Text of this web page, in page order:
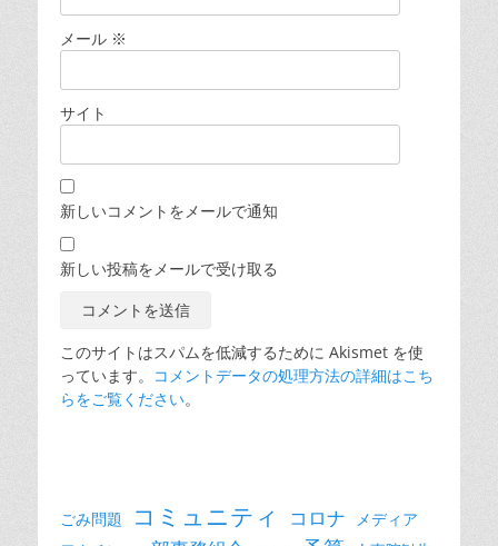
メール ※
サイト
新しいコメントをメールで通知
新しい投稿をメールで受け取る
このサイトはスパムを低減するために Akismet を使
っています。 コメントデータの処理方法の詳細はこち
らをご覧ください。
ごみ問題 コミュニティ コロナ
メディア